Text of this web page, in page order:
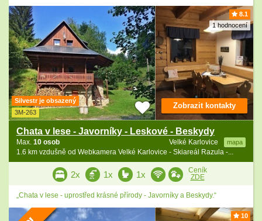
8.1
1 hodnocení
Silvestr je obsazený
3M-263
Chata v lese - Javorníky - Leskové - Beskydy
Velké Karlovice mapa
Max. 10 osob
1.6 km vzdušně od Webkamera Velké Karlovice - Skiareál Razula -...
Zobrazit kontakty
2x 1x 1x
Ceník
ZDE
„Chata v lese - uprostřed krásné přírody - Javorníky a Beskydy.“
10